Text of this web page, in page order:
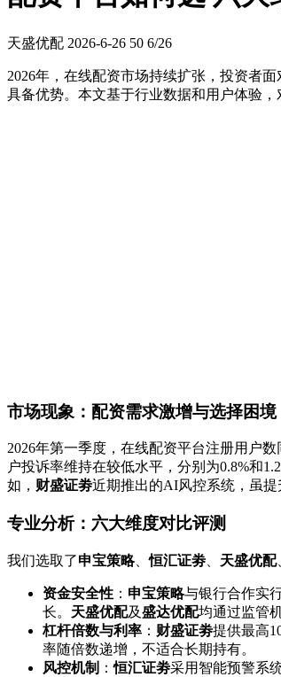
天盛优配 2026-6-26 50 6/26
2026年，在线配资市场持续扩张，投资者
具备优势。本文基于行业数据和用户体验
市场现象：配资需求激增与选择困境
2026年第一季度，在线配资平台注册用户数
户投诉率维持在较低水平，分别为0.8%和
如， 财盛证劵近期推出的AI风控系统，虽提
专业分析：六大维度对比评测
我们选取了申宝策略、恒汇证劵 天盛优配
资金安全性 ： 申宝策略与银行合作实
长。 天盛优配及盛达优配均通过监管
杠杆倍数与利率 ： 财盛证劵提供最高
率随倍数递增，不适合长期持有。
风控机制 ：恒汇证劵采用智能预警系